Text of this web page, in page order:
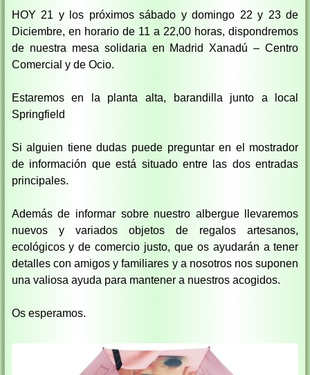
HOY 21 y los próximos sábado y domingo 22 y 23 de
Diciembre, en horario de 11 a 22,00 horas, dispondremos
de nuestra mesa solidaria en Madrid Xanadú – Centro
Comercial y de Ocio.
Estaremos en la planta alta, barandilla junto a local
Springfield
Si alguien tiene dudas puede preguntar en el mostrador
de información que está situado entre las dos entradas
principales.
Además de informar sobre nuestro albergue llevaremos
nuevos y variados objetos de regalos artesanos,
ecológicos y de comercio justo, que os ayudarán a tener
detalles con amigos y familiares y a nosotros nos suponen
una valiosa ayuda para mantener a nuestros acogidos.
Os esperamos.